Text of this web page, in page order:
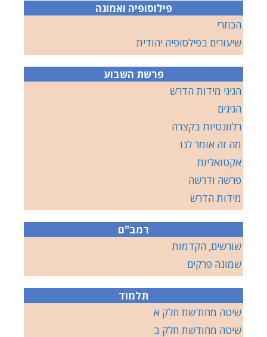
פילוסופיה ואמונה
הכוזרי
שיעורים בפילסופיה יהודית
פרשת השבוע
הגיגי מידות הדרש
הגיגים
רלוונטיות בקצרה
מה זה אומר לנו
אקטואליות
פרשה ודרשה
מידות הדרש
רמב"ם
שורשים, הקדמות
שמונה פרקים
תלמוד
שיטה מחודשת חלק א
שיטה מחודשת חלק ב